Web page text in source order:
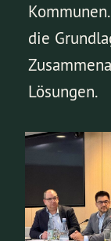
die
Lösungen.